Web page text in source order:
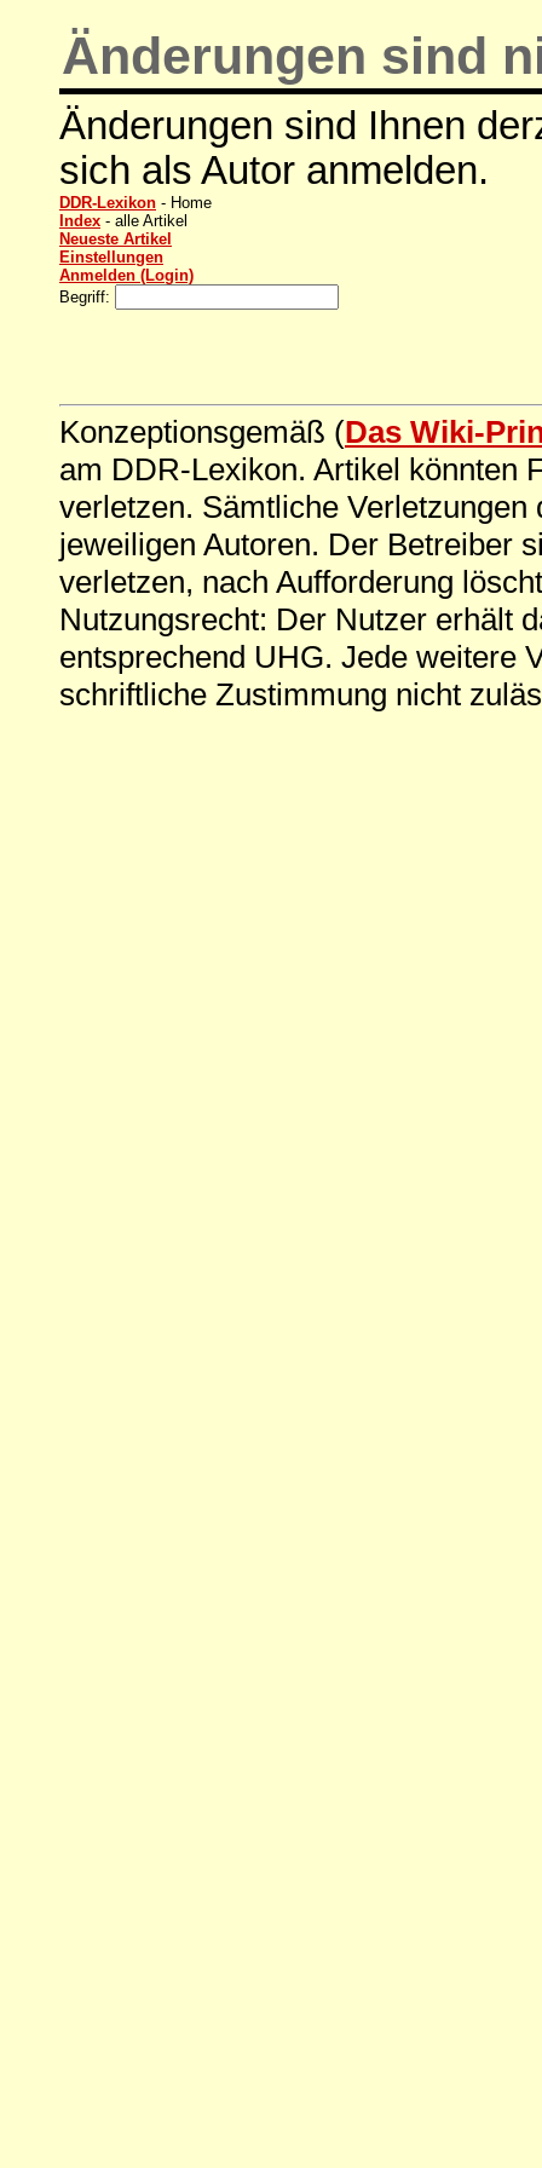
Änderungen sind
Änderungen sind Ihnen
sich als Autor anmelden.
DDR-Lexikon - Home
Index - alle Artikel
Neueste Artikel
Einstellungen
Anmelden (Login)
Begriff:
Konzeptionsgemäß (Das Wiki-
am DDR-Lexikon. Artikel könnten
verletzen. Sämtliche
jeweiligen Autoren. Der Betreiber
verletzen, nach Aufforderung
Nutzungsrecht: Der Nutzer erhält
entsprechend UHG. Jede weitere
schriftliche Zustimmung nicht